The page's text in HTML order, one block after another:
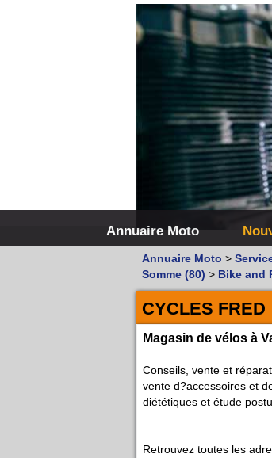
Annuaire Moto
Annuaire Moto >
Somme (80) > Bike and
CYCLES FRED
Magasin de vélos à
Conseils, vente et
vente d?accessoires et
diététiques et étude
Retrouvez toutes les